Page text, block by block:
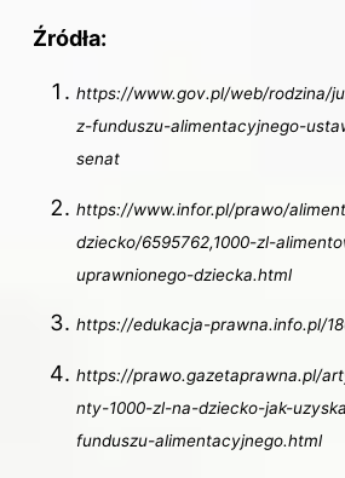
Źródła:
https://www.gov.pl/web/rodzina/
z-funduszu-alimentacyjnego-
senat
https://www.infor.pl/prawo/
dziecko/6595762,1000-zl-
uprawnionego-dziecka.html
https://edukacja-prawna.info.pl/
https://prawo.gazetaprawna.pl/
nty-1000-zl-na-dziecko-jak-
funduszu-alimentacyjnego.html